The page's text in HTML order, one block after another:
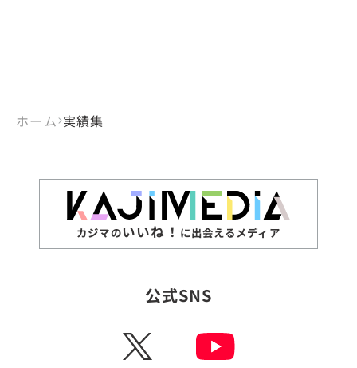
ホーム 実績集
カジマのいいね！ に出会えるメディア
公式SNS
X